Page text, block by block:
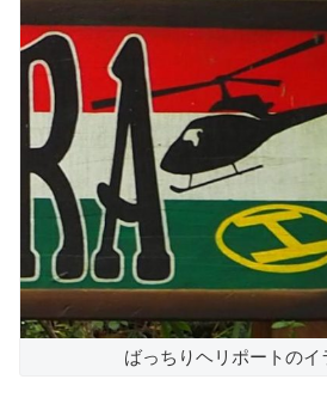
ばっちりヘリポートのイ